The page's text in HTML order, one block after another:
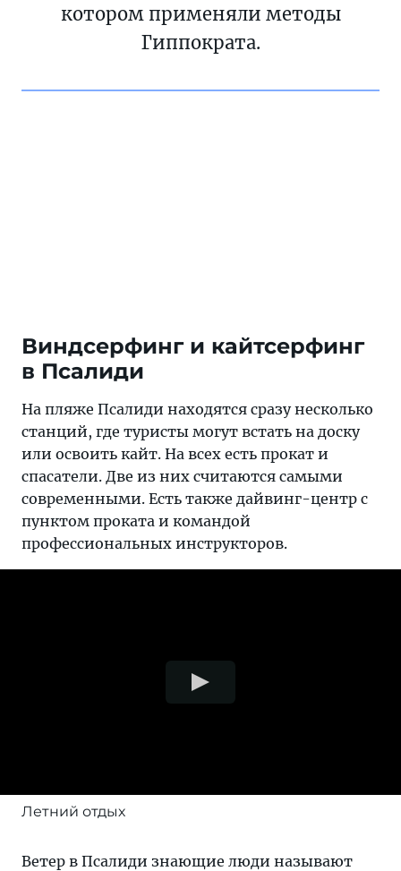
котором применяли методы
Гиппократа.
Виндсерфинг и кайтсерфинг
в Псалиди
На пляже Псалиди находятся сразу несколько
станций, где туристы могут встать на доску
или освоить кайт. На всех есть прокат и
спасатели. Две из них считаются самыми
современными. Есть также дайвинг-центр с
пунктом проката и командой
профессиональных инструкторов.
Летний отдых
Ветер в Псалиди знающие люди называют